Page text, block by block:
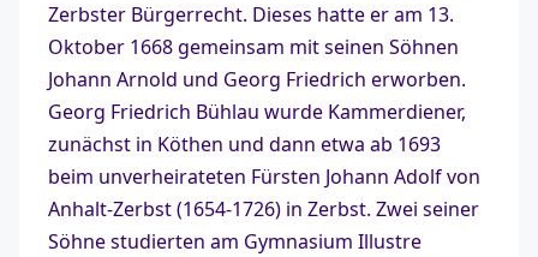
Zerbster Bürgerrecht. Dieses hatte er am 13.
Oktober 1668 gemeinsam mit seinen Söhnen
Johann Arnold und Georg Friedrich erworben.
Georg Friedrich Bühlau wurde Kammerdiener,
zunächst in Köthen und dann etwa ab 1693
beim unverheirateten Fürsten Johann Adolf von
Anhalt-Zerbst (1654-1726) in Zerbst. Zwei seiner
Söhne studierten am Gymnasium Illustre